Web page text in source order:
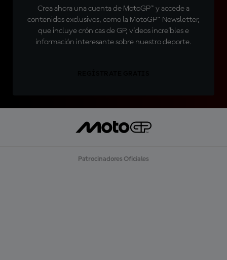
Crea ahora una cuenta de MotoGP™ y accede a
contenidos exclusivos, como la MotoGP™ Newsletter,
que incluye crónicas de GP, vídeos increíbles e
información interesante sobre nuestro deporte.
Patrocinadores Oficiales